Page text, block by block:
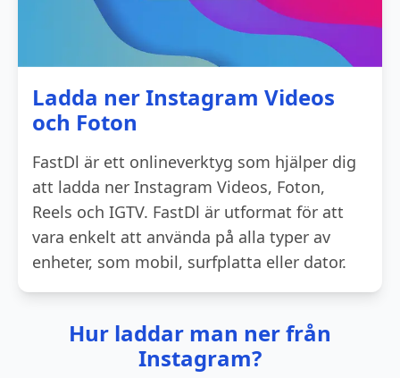
Ladda ner Instagram Videos
och Foton
FastDl är ett onlineverktyg som hjälper dig
att ladda ner Instagram Videos, Foton,
Reels och IGTV. FastDl är utformat för att
vara enkelt att använda på alla typer av
enheter, som mobil, surfplatta eller dator.
Hur laddar man ner från
Instagram?